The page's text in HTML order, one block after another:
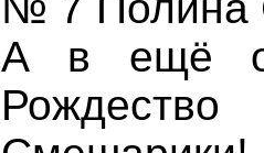
А в ещё